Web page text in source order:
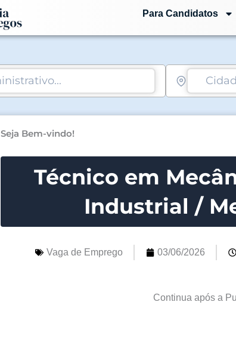
Para Candidatos
Seja Bem-vindo!
Técnico em
Industrial /
Vaga de Emprego 03/06/2026
Continua após a